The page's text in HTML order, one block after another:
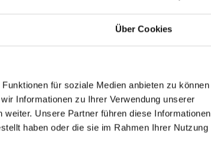
Über Cookies
für soziale Medien anbieten zu können
Informationen zu Ihrer Verwendung unserer
Unsere Partner führen diese Informationen
haben oder die sie im Rahmen Ihrer Nutzung
& Risiken